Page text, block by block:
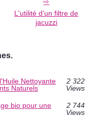
L'utilité d'un filtre de
jacuzzi
Nettoyante
Naturels
2 322
Views
bio pour une
2 744
Views